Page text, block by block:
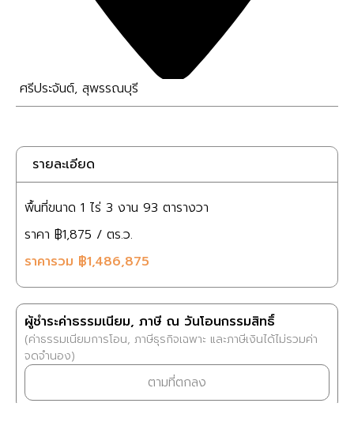
ศรีประจันต์, สุพรรณบุรี
รายละเอียด
พื้นที่ขนาด 1 ไร่ 3 งาน 93 ตารางวา
ราคา ฿1,875 / ตร.ว.
ราคารวม ฿1,486,875
ผู้ชำระค่าธรรมเนียม, ภาษี ณ วันโอนกรรมสิทธิ์
(ค่าธรรมเนียมการโอน, ภาษีธุรกิจเฉพาะ และภาษีเงินได้ไม่รวมค่า
จดจำนอง)
ตามที่ตกลง